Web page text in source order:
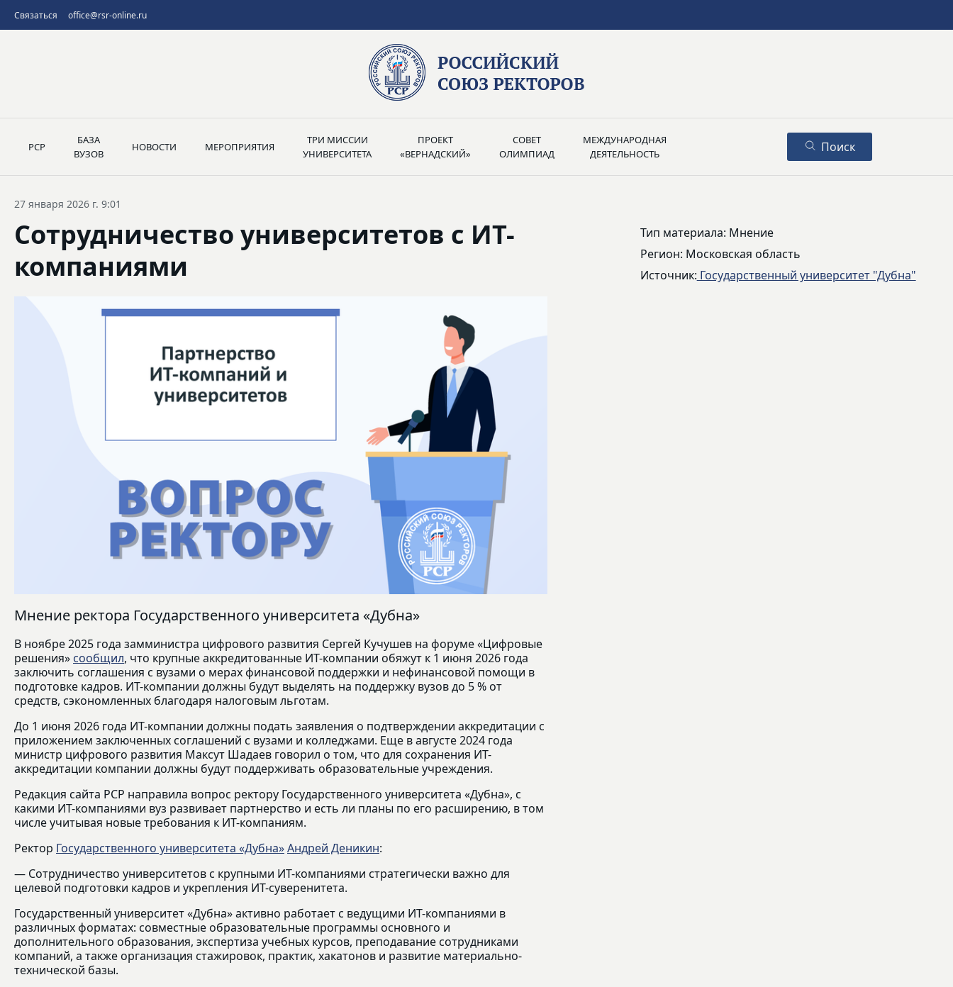
Связаться office@rsr-online.ru
РСР
БАЗА
ВУЗОВ
НОВОСТИ МЕРОПРИЯТИЯ
ТРИ МИССИИ
УНИВЕРСИТЕТА
ПРОЕКТ
«ВЕРНАДСКИЙ»
СОВЕТ
ОЛИМПИАД
МЕЖДУНАРОДНАЯ
ДЕЯТЕЛЬНОСТЬ
Поиск
27 января 2026 г. 9:01
Сотрудничество университетов с ИТ-
компаниями
Мнение ректора Государственного университета «Дубна»
В ноябре 2025 года замминистра цифрового развития Сергей Кучушев на форуме «Цифровые
решения» сообщил, что крупные аккредитованные ИТ-компании обяжут к 1 июня 2026 года
заключить соглашения с вузами о мерах финансовой поддержки и нефинансовой помощи в
подготовке кадров. ИТ-компании должны будут выделять на поддержку вузов до 5 % от
средств, сэкономленных благодаря налоговым льготам.
До 1 июня 2026 года ИТ-компании должны подать заявления о подтверждении аккредитации с
приложением заключенных соглашений с вузами и колледжами. Еще в августе 2024 года
министр цифрового развития Максут Шадаев говорил о том, что для сохранения ИТ-
аккредитации компании должны будут поддерживать образовательные учреждения.
Редакция сайта РСР направила вопрос ректору Государственного университета «Дубна», с
какими ИТ-компаниями вуз развивает партнерство и есть ли планы по его расширению, в том
числе учитывая новые требования к ИТ-компаниям.
Ректор Государственного университета «Дубна»Андрей Деникин:
— Сотрудничество университетов с крупными ИТ-компаниями стратегически важно для
целевой подготовки кадров и укрепления ИТ-суверенитета.
Государственный университет «Дубна» активно работает с ведущими ИТ-компаниями в
различных форматах: совместные образовательные программы основного и
дополнительного образования, экспертиза учебных курсов, преподавание сотрудниками
компаний, а также организация стажировок, практик, хакатонов и развитие материально-
технической базы.
Тип материала: Мнение
Регион: Московская область
Источник: Государственный университет "Дубна"